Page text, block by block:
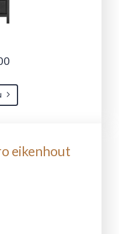
eikenhout